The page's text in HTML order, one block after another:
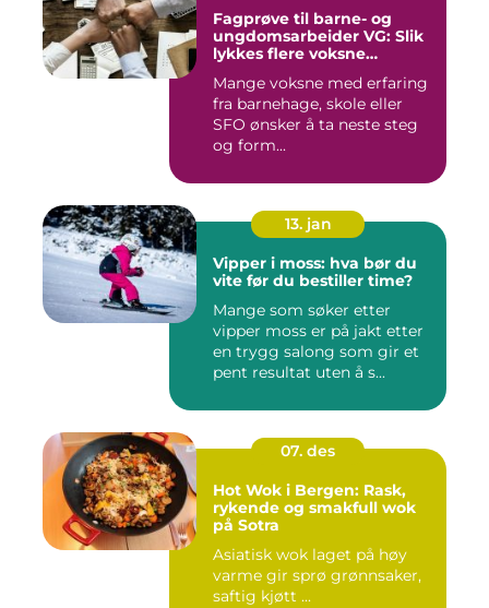
Fagprøve til barne- og
ungdomsarbeider VG: Slik
lykkes flere voksne
Mange voksne med erfaring
fra barnehage, skole eller
SFO ønsker å ta neste steg
og form...
13. jan
Vipper i moss: hva bør du
vite før du bestiller time?
Mange som søker etter
vipper moss er på jakt etter
en trygg salong som gir et
pent resultat uten å s...
07. des
Hot Wok i Bergen: Rask,
rykende og smakfull wok
på Sotra
Asiatisk wok laget på høy
varme gir sprø grønnsaker,
saftig kjøtt ...